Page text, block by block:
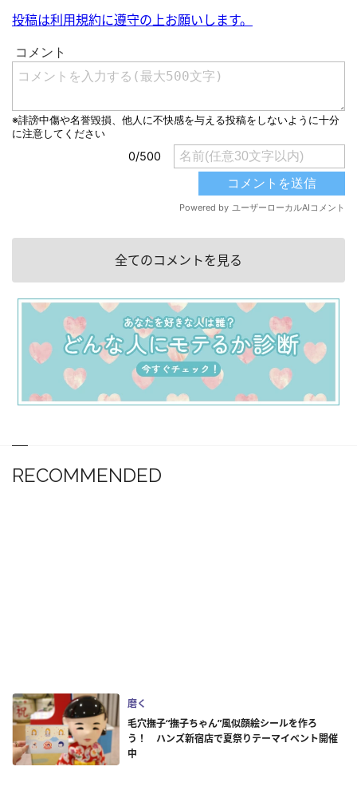
投稿は利用規約に遵守の上お願いします。
全てのコメントを見る
RECOMMENDED
磨く
毛穴撫子“撫子ちゃん”風似顔絵シールを作ろ
う！ ハンズ新宿店で夏祭りテーマイベント開催
中